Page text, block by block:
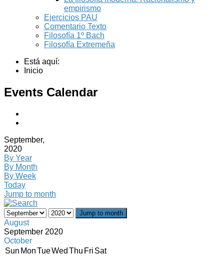
empirismo
Ejercicios PAU
Comentario Texto
Filosofía 1º Bach
Filosofía Extremeña
Está aquí:
Inicio
Events Calendar
September,
2020
By Year
By Month
By Week
Today
Jump to month
Jump to month
August
September 2020
October
Sun MonTueWed Thu Fri Sat